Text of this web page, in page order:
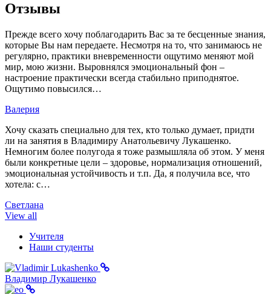
Отзывы
Прежде всего хочу поблагодарить Вас за те бесценные знания,
которые Вы нам передаете. Несмотря на то, что занимаюсь не
регулярно, практики вневременности ощутимо меняют мой
мир, мою жизни. Выровнялся эмоциональный фон –
настроение практически всегда стабильно приподнятое.
Ощутимо повысился…
Валерия
Хочу сказать специально для тех, кто только думает, придти
ли на занятия в Владимиру Анатольевичу Лукашенко.
Немногим более полугода я тоже размышляла об этом. У меня
были конкретные цели – здоровье, нормализация отношений,
эмоциональная устойчивость и т.п. Да, я получила все, что
хотела: с…
Светлана
View all
Учителя
Наши студенты
Владимир Лукашенко